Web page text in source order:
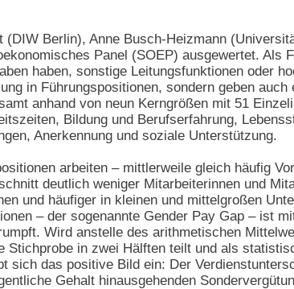
Berlin), Anne Busch-Heizmann
Panel (SOEP) ausgewertet. Als
haben, sonstige Leitungsfunktionen oder
in Führungspositionen, sondern geben
anhand von neun Kerngrößen mit 51
Bildung und Berufserfahrung,
Anerkennung und soziale Unterstützung.
arbeiten – mittlerweile gleich häufig
deutlich weniger Mitarbeiterinnen und
und häufiger in kleinen und mittelgroßen
– der sogenannte Gender Pay Gap – ist
Wird anstelle des arithmetischen
Stichprobe in zwei Hälften teilt und als
sich das positive Bild ein: Der
Gehalt hinausgehenden